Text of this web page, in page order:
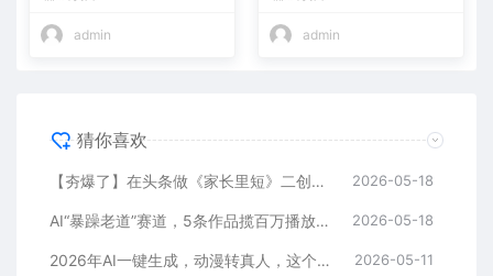
admin
+
admin
猜你喜欢
【夯爆了】在头条做《家长里短》二创小故事，这个月收益2w+ 2026-05-18
AI“暴躁老道”赛道，5条作品揽百万播放！（附变现全攻略） 2026-05-18
2026年AI一键生成，动漫转真人，这个月靠这个AI赚了2W+ 2026-05-11